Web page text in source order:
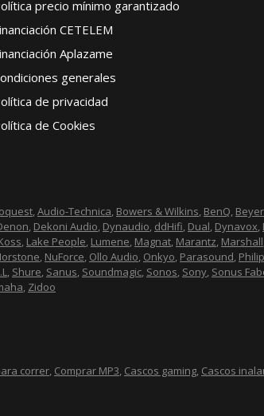
precio mínimo garantizado
CETELEM
Aplazame
generales
de privacidad
de Cookies
,Audio-Technica, Bowers & Wilkins, BenQ,
, Dekoni Audio, Dynaudio, ddHifi, Dual, Dynavox,
, Lake People, Lumene, Magnat, Marantz, Marshall
, NuForce, Ollo Audio, Onkyo, Parasound,
, Shure, Sanus, Soundmagic, Sonos, Sony, Sonus
, Zidoo
correr, Comprar MP3, Cascos gaming, Cascos